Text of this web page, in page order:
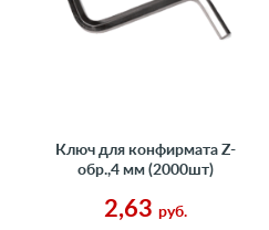
Ключ для конфирмата Z-
обр.,4 мм (2000шт)
2,63 руб.